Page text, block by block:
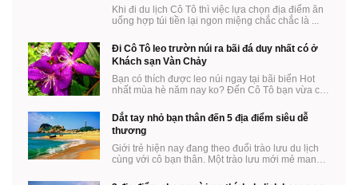
Khi đi du lịch Cô Tô thì việc lựa chọn địa điểm ăn
uống hợp túi tiền lại ngon miệng chắc chắc là ...
Đi Cô Tô leo trườn núi ra bãi đá duy nhất có ở
Khách sạn Vàn Chảy
Bạn có thích được leo núi ngay tại bãi biển Hot
nhất mùa hè năm nay ko? Đến Cô Tô bạn vừa có
Dắt tay nhỏ bạn thân đến 5 địa điểm siêu dễ
thương
Giới trẻ hiện nay đang theo đuổi trào lưu du lịch
cùng với cô bạn thân. Một trào lưu mới mẻ mang